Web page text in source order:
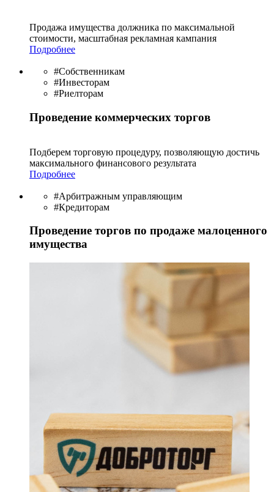
Продажа имущества должника по максимальной
стоимости, масштабная рекламная кампания
Подробнее
#Собственникам
#Инвесторам
#Риелторам
Проведение коммерческих торгов
Подберем торговую процедуру, позволяющую достичь
максимального финансового результата
Подробнее
#Арбитражным управляющим
#Кредиторам
Проведение торгов по продаже малоценного
имущества